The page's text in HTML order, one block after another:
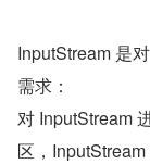
InputStream 是
需求：
对 InputStream
区，